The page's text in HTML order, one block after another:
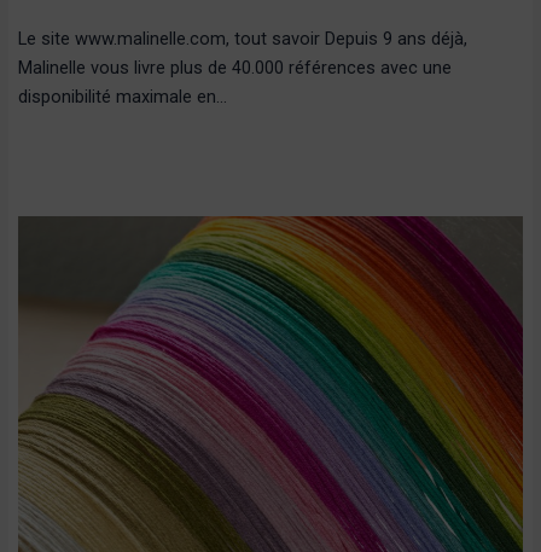
Le site www.malinelle.com, tout savoir Depuis 9 ans déjà,
Malinelle vous livre plus de 40.000 références avec une
disponibilité maximale en…